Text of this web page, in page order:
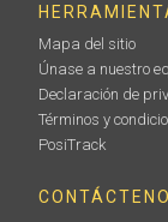
Mapa del sitio
Únase a nuestro
Declaración de
Términos y
PosiTrack